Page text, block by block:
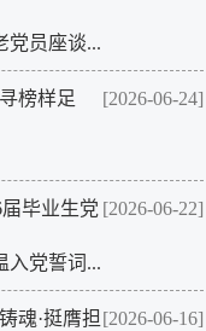
员座谈...
[2026-06-24]
榜样足
[2026-06-22]
届毕业生党
党誓词...
[2026-06-16]
魂·挺膺担